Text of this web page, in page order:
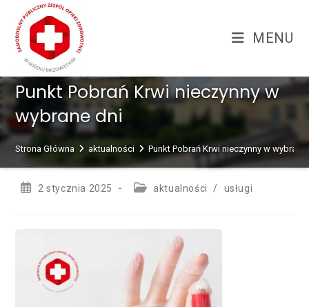
treści
content
MENU
Punkt Pobrań Krwi nieczynny w
wybrane dni
Strona Główna aktualności Punkt Pobrań Krwi nieczynny w wybrane
Post2 stycznia 2025
Postaktualności / usługi